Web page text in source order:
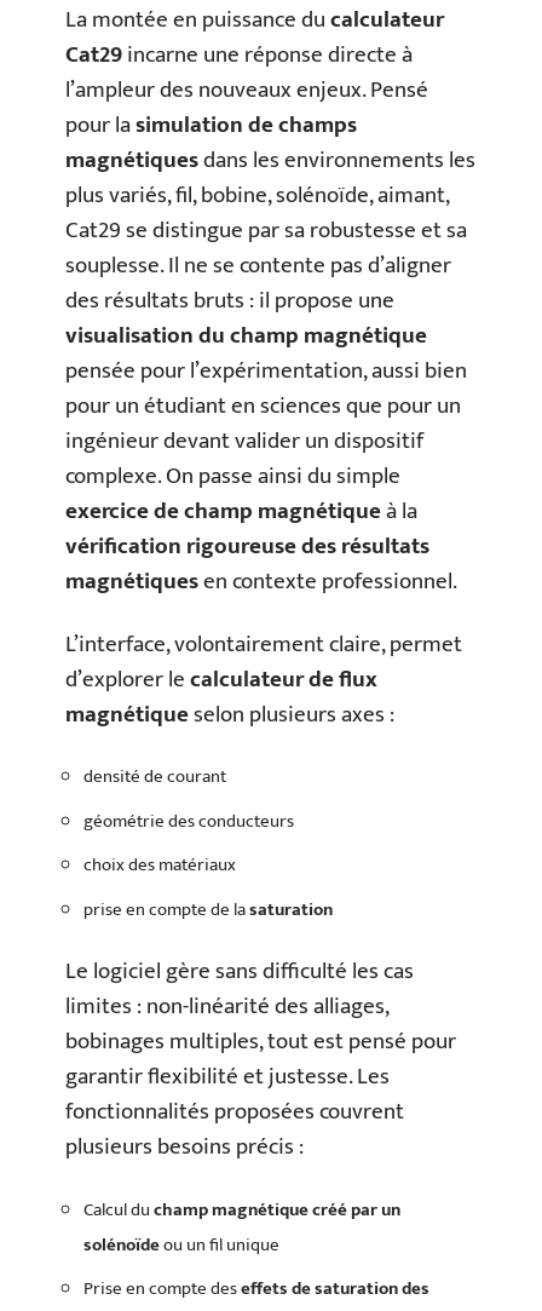
La montée en puissance ducalculateur
Cat29incarne une réponse directe à
l’ampleur des nouveaux enjeux. Pensé
pour lasimulation de champs
magnétiquesdans les environnements les
plus variés, fil, bobine, solénoïde, aimant,
Cat29 se distingue par sa robustesse et sa
souplesse. Il ne se contente pas d’aligner
des résultats bruts : il propose une
visualisation du champ magnétique
pensée pour l’expérimentation, aussi bien
pour un étudiant en sciences que pour un
ingénieur devant valider un dispositif
complexe. On passe ainsi du simple
exercice de champ magnétiqueà la
vérification rigoureuse des résultats
magnétiquesen contexte professionnel.
L’interface, volontairement claire, permet
d’explorer lecalculateur de flux
magnétiqueselon plusieurs axes :
densité de courant
géométrie des conducteurs
choix des matériaux
prise en compte de lasaturation
Le logiciel gère sans difficulté les cas
limites : non-linéarité des alliages,
bobinages multiples, tout est pensé pour
garantir flexibilité et justesse. Les
fonctionnalités proposées couvrent
plusieurs besoins précis :
Calcul duchamp magnétique créé par un
solénoïdeou un fil unique
Prise en compte deseffets de saturation des